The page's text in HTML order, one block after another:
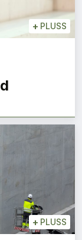
+ PLUSS
+ PLUSS